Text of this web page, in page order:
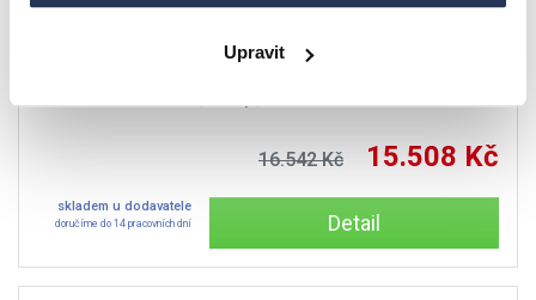
Upravit
černá/černá mat
16.542 Kč 15.508 Kč
skladem u dodavatele
doručíme do 14 pracovních dní Detail